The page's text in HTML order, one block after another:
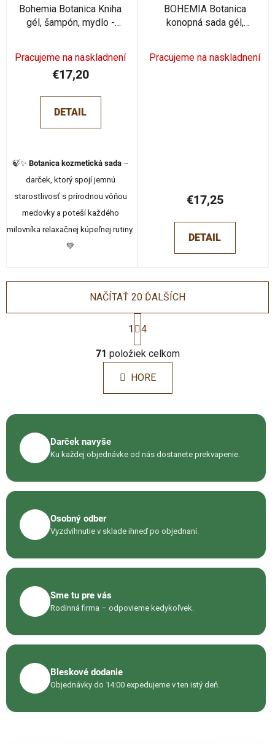
Bohemia Botanica Kniha
gél, šampón, mydlo -
Pracujeme na naskladnení
€17,20
DETAIL
🍃✨ Botanica kozmetická sada–
darček, ktorý spojí jemnú
starostlivosť s prírodnou vôňou
medovky a poteší každého
milovníka relaxačnej kúpeľnej rutiny.
⁠💚
BOHEMIA Botanica
konopná sada gél,
Pracujeme na naskladnení
€17,25
DETAIL
O
v
l
á
d
a
e
r
v
v
p
i
NAČÍTAŤ 20 ĎALŠÍCH
S
t
r
á
n
k
a
1 4
71 položiek celkom
HORE
Darček navyše
Ku každej objednávke od nás dostanete prekvapenie.
Osobný odber
Vyzdvihnutie v sklade ihneď po objednaní.
Sme tu pre vás
Rodinná firma – odpovieme kedykoľvek.
Bleskové dodanie
Objednávky do 14:00 expedujeme v ten istý deň.